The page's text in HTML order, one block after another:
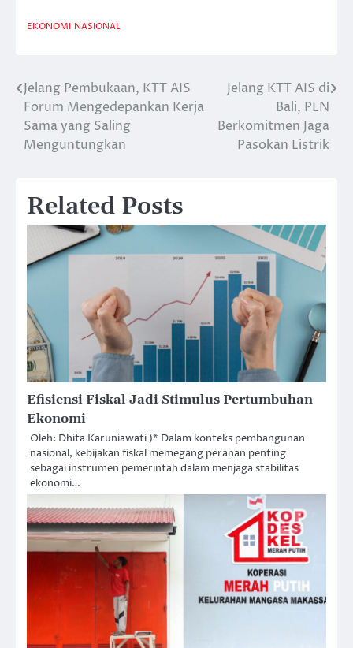
EKONOMI NASIONAL
Post
navigation
Jelang Pembukaan, KTT AIS
Forum Mengedepankan Kerja
Sama yang Saling
Menguntungkan
Jelang KTT AIS di
Bali, PLN
Berkomitmen Jaga
Pasokan Listrik
Related Posts
Efisiensi Fiskal Jadi Stimulus Pertumbuhan
Ekonomi
Oleh: Dhita Karuniawati )* Dalam konteks pembangunan
nasional, kebijakan fiskal memegang peranan penting
sebagai instrumen pemerintah dalam menjaga stabilitas
ekonomi…